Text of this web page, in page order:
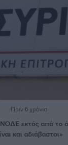
Πριν 6 χρόνια
εκτός από το
και αδιάβαστοι»